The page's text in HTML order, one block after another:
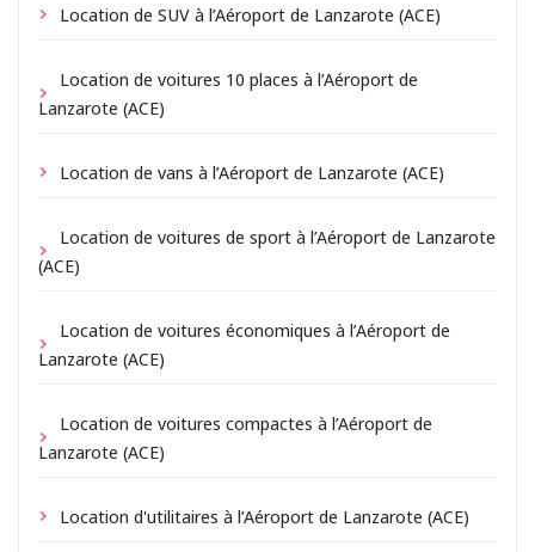
Location de SUV à l’Aéroport de Lanzarote (ACE)
Location de voitures 10 places à l’Aéroport de
Lanzarote (ACE)
Location de vans à l’Aéroport de Lanzarote (ACE)
Location de voitures de sport à l’Aéroport de Lanzarote
(ACE)
Location de voitures économiques à l’Aéroport de
Lanzarote (ACE)
Location de voitures compactes à l’Aéroport de
Lanzarote (ACE)
Location d'utilitaires à l’Aéroport de Lanzarote (ACE)